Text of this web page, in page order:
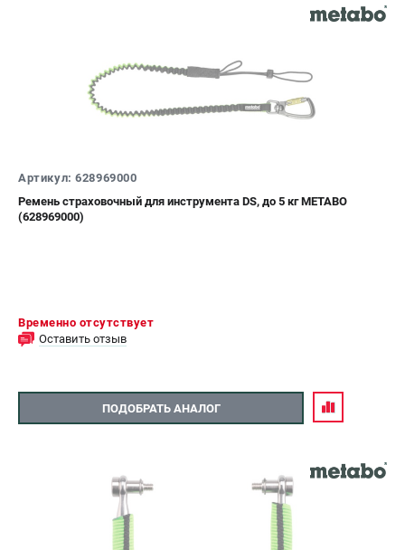
Артикул: 628969000
Ремень страховочный для инструмента DS, до 5 кг METABO
(628969000)
Временно отсутствует
Оставить отзыв
ПОДОБРАТЬ АНАЛОГ